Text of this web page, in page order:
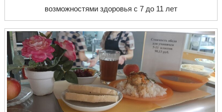
возможностями здоровья с 7 до 11 лет